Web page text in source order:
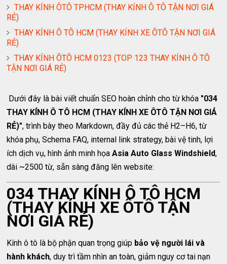
THAY KÍNH ÔTÔ TPHCM (THAY KÍNH Ô TÔ TẬN NƠI GIÁ
RẺ)
THAY KÍNH Ô TÔ HCM (THAY KÍNH XE ÔTÔ TẬN NƠI GIÁ
RẺ)
THAY KÍNH ÔTÔ HCM 0123 (TOP 123 THAY KÍNH Ô TÔ
TẬN NƠI GIÁ RẺ)
Dưới đây là bài viết chuẩn SEO hoàn chỉnh cho từ khóa "034
THAY KÍNH Ô TÔ HCM (THAY KÍNH XE ÔTÔ TẬN NƠI GIÁ
RẺ)", trình bày theo Markdown, đầy đủ các thẻ H2–H6, từ
khóa phụ, Schema FAQ, internal link strategy, bài vệ tinh, lợi
ích dịch vụ, hình ảnh minh họaAsia Auto Glass Windshield,
dài ~2500 từ, sẵn sàng đăng lên website:
034 THAY KÍNH Ô TÔ HCM
(THAY KÍNH XE ÔTÔ TẬN
NƠI GIÁ RẺ)
Kính ô tô là bộ phận quan trọng giúp bảo vệ người lái và
hành khách, duy trì tầm nhìn an toàn, giảm nguy cơ tai nạn